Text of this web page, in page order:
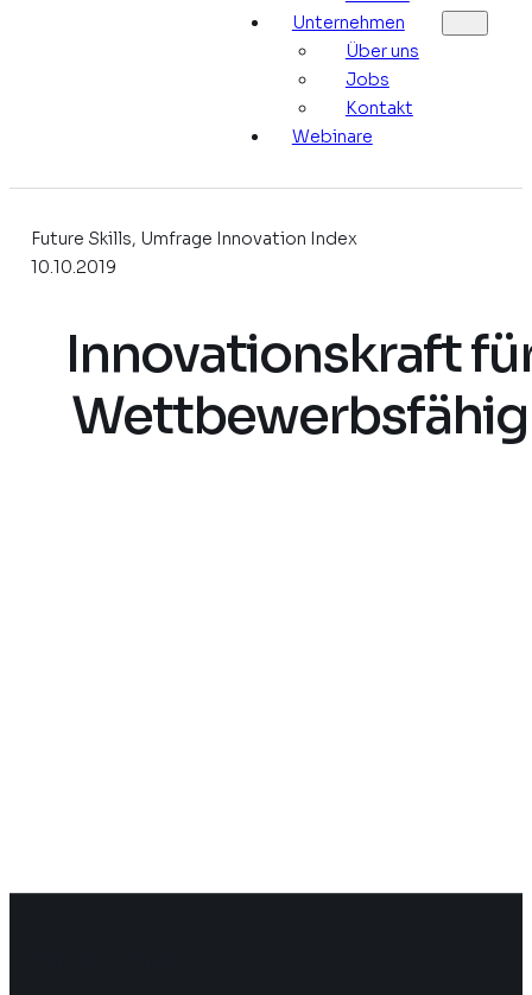
Unternehmen
Über uns
Jobs
Kontakt
Webinare
Future Skills, Umfrage Innovation Index
10.10.2019
Innovationskraft